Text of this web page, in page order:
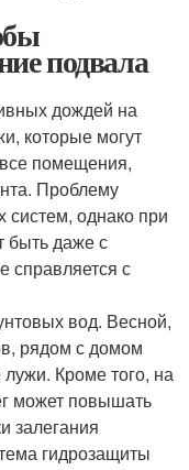
подвала
дождей на
которые могут
помещения,
Проблему
систем, однако при
быть даже с
справляется с
вод. Весной,
рядом с домом
Кроме того, на
может повышать
залегания
гидрозащиты